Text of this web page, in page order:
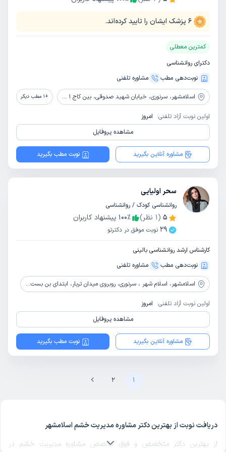
6 پزشک ایشان را تایید کرده‌اند.
کمترین معطلی
دکترای روانشناسی
نوبت‌دهی مطب
مشاوره‌ تلفنی
اسلامشهر، سرنوری، خیابان شهید صدوقی، بین کاج 1 و 2، واحد 2 +
1 مطب دیگر
اولین نوبت آزاد تلفنی: امروز
مشاهده پروفایل
مشاوره آنلاین بگیرید نوبت مطب بگیرید
سحر اولیایی
روانشناسی کودک / روانشناسی
5
(
1 نظر) 100٪
پیشنهاد کاربران
29 نوبت موفق در دکترتو
کارشناس ارشد روانشناسی بالینی
نوبت‌دهی مطب
مشاوره‌ تلفنی
اسلامشهر، اسلام شهر ، سرنوری، روبروی میدان تربار، ابتدای بن بست لاله، بالای بانک سپه، درب اول، طبقه دوم
اولین نوبت آزاد تلفنی: امروز
مشاهده پروفایل
مشاوره آنلاین بگیرید نوبت مطب بگیرید
1
2
دریافت نوبت از بهترین دکتر مشاوره مدیریت خشم اسلامشهر
از بهترین دکتر متخصص و فوق تخصص مشاوره مدیریت خشم در